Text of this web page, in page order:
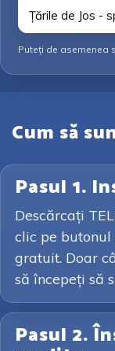
Țările de Jos -
Puteți de asemenea
Cum să
Pasul 1.
Descărcați
clic pe butonul
gratuit. Doar
să începeți să
Pasul 2.